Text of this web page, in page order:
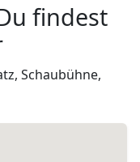
findest
Schaubühne,